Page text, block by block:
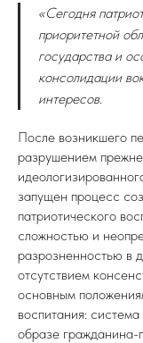
«Сегодня
приоритетной
государства и
консолидации
интересов.
После возникшего
разрушением
запущен процесс
патриотического
сложностью и
разрозненностью в
отсутствием
основным
воспитания:
образе гражданина-